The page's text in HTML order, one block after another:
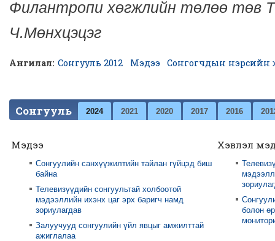
Филантропи хөгжлийн төлөө төв
Ч.Мөнхцэцэг
Ангилал: Сонгууль 2012 Мэдээ Сонгогчдын нэрсийн
Сонгууль 2024 2021 2020 2017 2016
Мэдээ
Сонгуулийн санхүүжилтийн тайлан гүйцэд биш
байна
Телевизүүдийн сонгуультай холбоотой
мэдээллийн ихэнх цаг эрх баригч намд
зориулагдав
Залуучууд сонгуулийн үйл явцыг амжилттай
ажиглалаа
Хэвлэл
болон